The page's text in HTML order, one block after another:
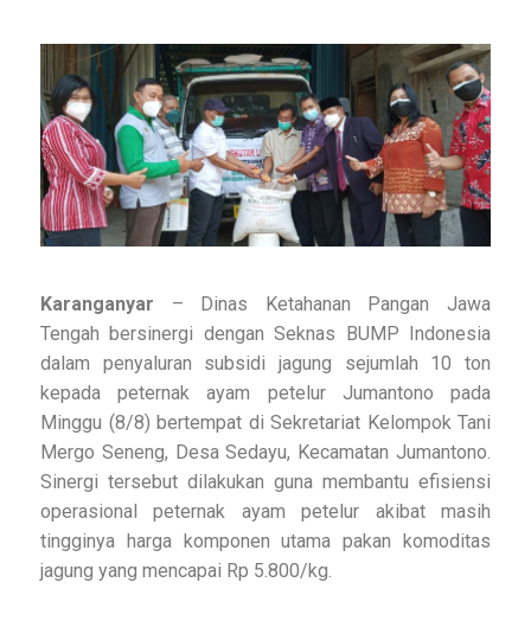
Karanganyar – Dinas Ketahanan Pangan Jawa
Tengah bersinergi dengan Seknas BUMP Indonesia
dalam penyaluran subsidi jagung sejumlah 10 ton
kepada peternak ayam petelur Jumantono pada
Minggu (8/8) bertempat di Sekretariat Kelompok Tani
Mergo Seneng, Desa Sedayu, Kecamatan Jumantono.
Sinergi tersebut dilakukan guna membantu efisiensi
operasional peternak ayam petelur akibat masih
tingginya harga komponen utama pakan komoditas
jagung yang mencapai Rp 5.800/kg.